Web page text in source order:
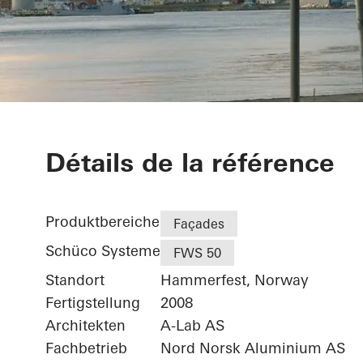
Arctic Culture
Détails de la référence
Produktbereiche Façades
Schüco Systeme FWS 50
Standort
Hammerfest, Norway
Fertigstellung
2008
Architekten
A-Lab AS
Fachbetrieb
Nord Norsk Aluminium AS